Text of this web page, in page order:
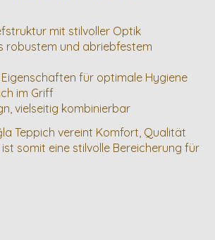
mit stilvoller Optik
robustem und abriebfestem
für optimale Hygiene
im Griff
vielseitig kombinierbar
Teppich vereint Komfort, Qualität
somit eine stilvolle Bereicherung für